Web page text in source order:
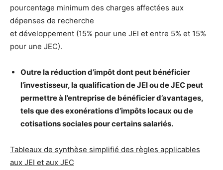
pourcentage minimum des charges affectées aux
dépenses de recherche
et développement (15% pour une JEI et entre 5% et 15%
pour une JEC).
Outre la réduction d’impôt dont peut bénéficier
l’investisseur, la qualification de JEI ou de JEC peut
permettre à l’entreprise de bénéficier d’avantages,
tels que des exonérations d’impôts locaux ou de
cotisations sociales pour certains salariés.
Tableaux de synthèse simplifié des règles applicables
aux JEI et aux JEC